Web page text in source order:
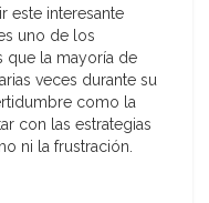
este interesante
uno de los
que la mayoría de
veces durante su
como la
con las estrategias
ni la frustración.